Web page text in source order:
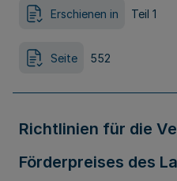
Erschienen in Teil 1
Seite 552
Richtlinien für die
Förderpreises des